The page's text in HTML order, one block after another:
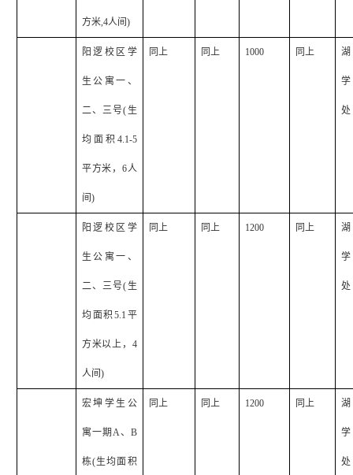
方米,4人间 )
阳逻校区学
生公寓一、
二、三号( 生
均面积 4.1-5
平方米， 6人
间 )
同上 同上 1000 同上
处
阳逻校区学
生公寓一、
二、三号( 生
均面积 5.1 平
方米以上， 4
人间 )
同上 同上 1200 同上
处
宏坤学生公
寓一期A、 B
栋(生均面积
同上 同上 1200 同上
处